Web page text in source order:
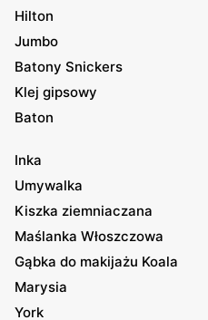
Hilton
Jumbo
Batony Snickers
Klej gipsowy
Baton
Inka
Umywalka
Kiszka ziemniaczana
Maślanka Włoszczowa
Gąbka do makijażu Koala
Marysia
York